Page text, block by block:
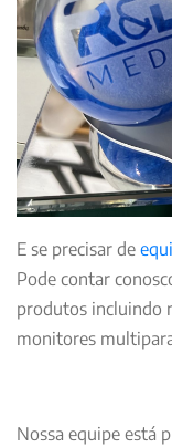
E se precisar de
Pode contar
produtos incluindo
monitores
Nossa equipe está